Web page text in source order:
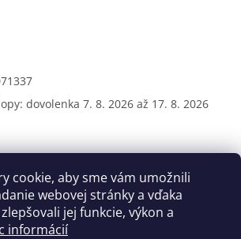
cookie, aby sme vám umožnili
webovej stránky a vďaka
jej funkcie, výkon a
informácií
dovolenka 7. 8. 2026 až 17. 8. 2026